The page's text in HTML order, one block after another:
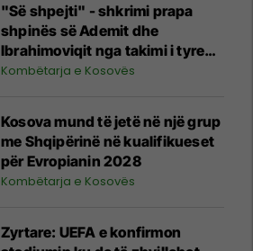
"Së shpejti" - shkrimi prapa
shpinës së Ademit dhe
Ibrahimoviqit nga takimi i tyre
shihet si shenjë që ylli i Bayernit
Kombëtarja e Kosovës
Kosova mund të jetë në një grup
me Shqipërinë në kualifikueset
për Evropianin 2028
Kombëtarja e Kosovës
Zyrtare: UEFA e konfirmon